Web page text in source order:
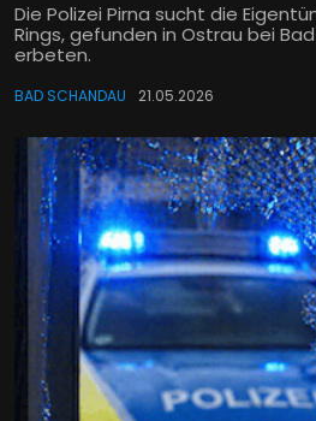
Die Polizei Pirna sucht die
Rings, gefunden in Ostrau bei
erbeten.
BAD SCHANDAU 21.05.2026